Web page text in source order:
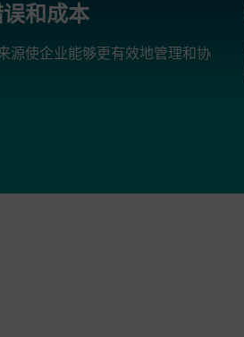
和成本
源使企业能够更有效地管理和协